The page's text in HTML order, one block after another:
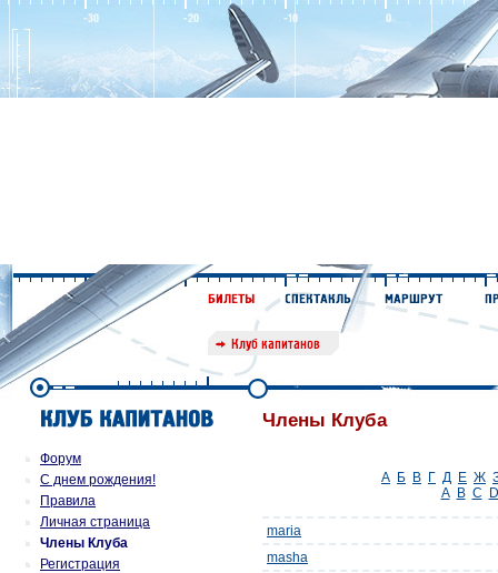
Форум
С днем рождения!
Правила
Личная страница
Члены Клуба
Регистрация
Члены Клуба
А Б В Г Д Е Ж
A
B C D
maria
masha